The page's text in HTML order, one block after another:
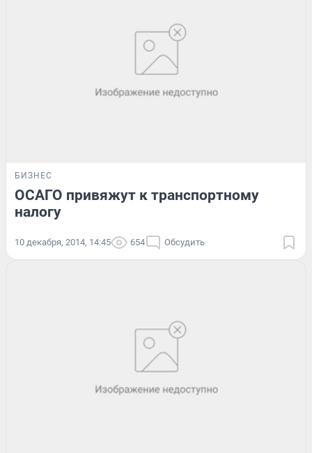
БИЗНЕС
ОСАГО привяжут к транспортному
налогу
10 декабря, 2014, 14:45 654 Обсудить